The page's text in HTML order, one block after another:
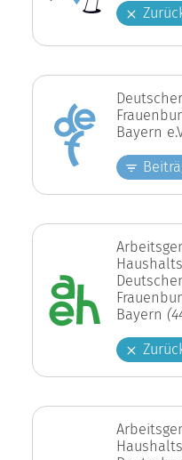
Bayern
Bayern